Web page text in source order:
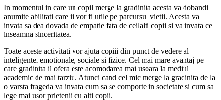
In momentul in care un copil merge la gradinita acesta va dobandi
anumite abilitati care ii vor fi utile pe parcursul vietii. Acesta va
invata sa dea dovada de empatie fata de ceilalti copii si va invata ce
inseamna sinceritatea.
Toate aceste activitati vor ajuta copiii din punct de vedere al
inteligentei emotionale, sociale si fizice. Cel mai mare avantaj pe
care gradinita il ofera este acomodarea mai usoara la mediul
academic de mai tarziu. Atunci cand cel mic merge la gradinita de la
o varsta frageda va invata cum sa se comporte in societate si cum sa
lege mai usor prietenii cu alti copii.